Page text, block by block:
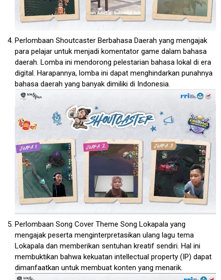
Perlombaan Shoutcaster Berbahasa Daerah yang mengajak
para pelajar untuk menjadi komentator game dalam bahasa
daerah. Lomba ini mendorong pelestarian bahasa lokal di era
digital. Harapannya, lomba ini dapat menghindarkan punahnya
bahasa daerah yang banyak dimiliki di Indonesia.
Perlombaan Song Cover Theme Song Lokapala yang
mengajak peserta menginterpretasikan ulang lagu tema
Lokapala dan memberikan sentuhan kreatif sendiri. Hal ini
membuktikan bahwa kekuatan intellectual property (IP) dapat
dimanfaatkan untuk membuat konten yang menarik.